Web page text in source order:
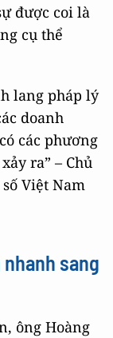
được coi là
cụ thể
lang pháp lý
doanh
các phương
ra” – Chủ
Việt Nam
sang
ông Hoàng